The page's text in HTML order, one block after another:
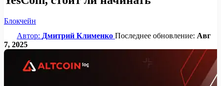
Блокчейн
Автор: Дмитрий Клименко Последнее обновление: Авг
7, 2025